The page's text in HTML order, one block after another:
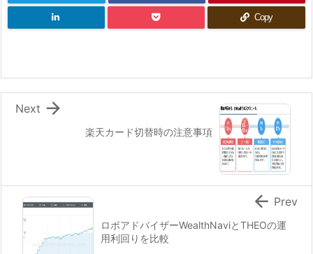
Copy
楽天カード切替時の注意事項

Next
ロボアドバイザーWealthNaviとTHEOの運
用利回りを比較
 Prev